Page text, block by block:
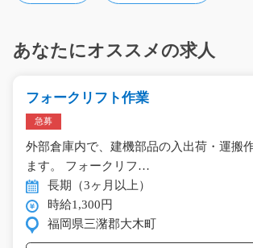
あなたにオススメの求人
フォークリフト作業
急募
外部倉庫内で、建機部品の入出荷・運搬
ます。 フォークリフ…
長期（3ヶ月以上）
時給1,300円
福岡県三潴郡大木町